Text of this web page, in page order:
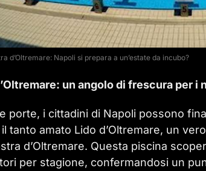
d’Oltremare: Napoli si prepara a un’estate da incubo?
un angolo di frescura per i
porte, i cittadini di Napoli possono
tanto amato Lido d’Oltremare, un
d’Oltremare. Questa piscina
per stagione, confermandosi un